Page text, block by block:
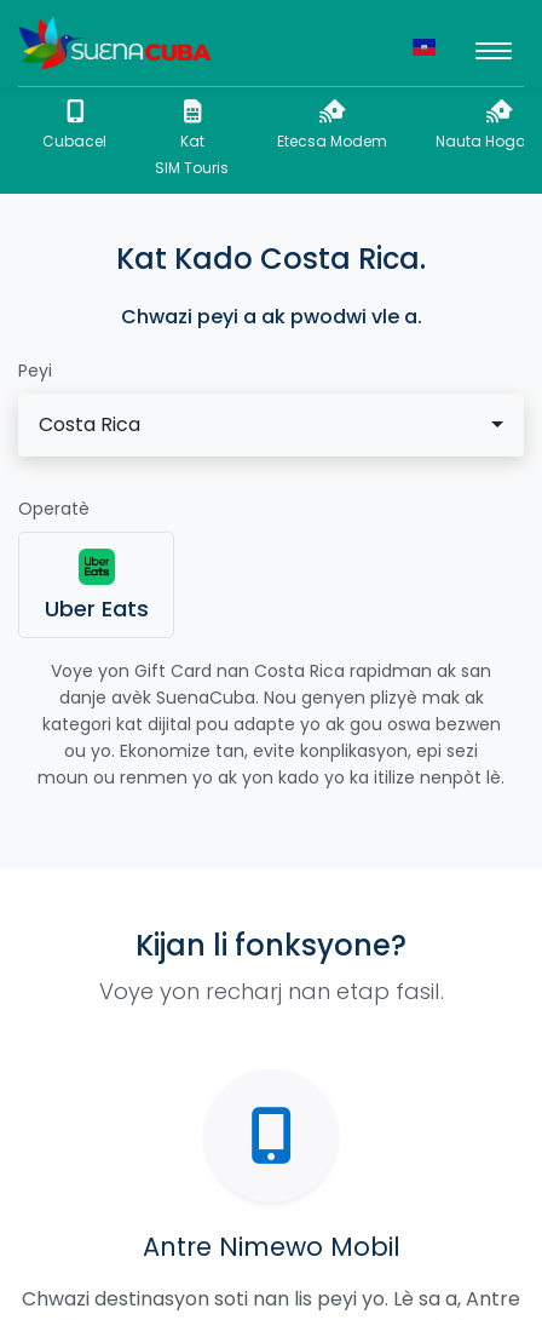
Cubacel
Kat
SIM Touris
Etecsa Modem Nauta Hogar
Kat Kado Costa Rica.
Chwazi peyi a ak pwodwi vle a.
Peyi
Costa Rica
Operatè
Uber Eats
Voye yon Gift Card nan Costa Rica rapidman ak san
danje avèk SuenaCuba. Nou genyen plizyè mak ak
kategori kat dijital pou adapte yo ak gou oswa bezwen
ou yo. Ekonomize tan, evite konplikasyon, epi sezi
moun ou renmen yo ak yon kado yo ka itilize nenpòt lè.
Kijan li fonksyone?
Voye yon recharj nan etap fasil.
Antre Nimewo Mobil
Chwazi destinasyon soti nan lis peyi yo. Lè sa a, Antre